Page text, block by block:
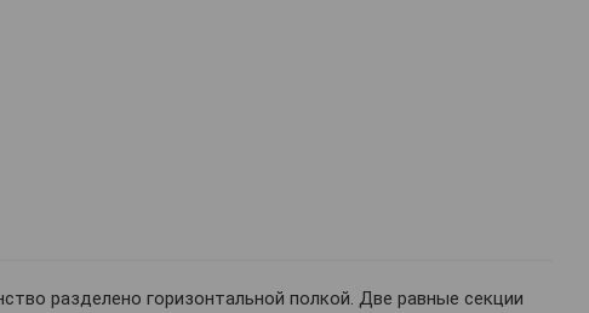
разделено горизонтальной полкой. Две равные секции